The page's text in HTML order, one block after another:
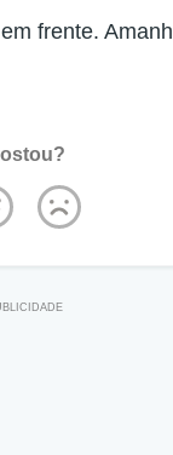
frente.